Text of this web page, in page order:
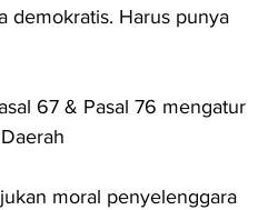
demokratis. Harus punya
67 & Pasal 76 mengatur
moral penyelenggara